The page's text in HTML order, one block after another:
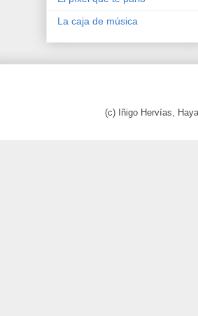
La caja de música
(c) Iñigo Hervías,